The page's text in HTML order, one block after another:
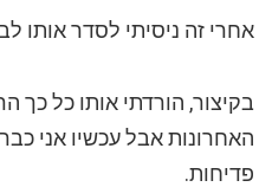
אחרי זה ניסיתי לסדר אותו
פדיחות.